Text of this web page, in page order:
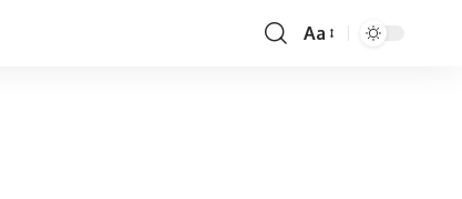
Font
Aa